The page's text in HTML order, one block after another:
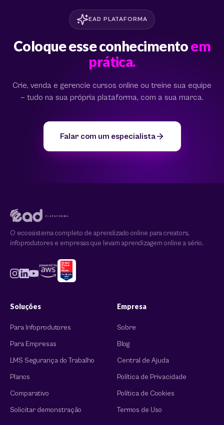
EAD PLATAFORMA
Coloque esse conhecimentoem
prática.
Crie, venda e gerencie cursos online ou treine sua equipe
— tudo na sua própria plataforma, com a sua marca.
Falar com um especialista
O ecossistema completo de aprendizado online para creators,
infoprodutores e empresas que levam aprendizagem online a sério.
Soluções
Para Infoprodutores
Para Empresas
LMS Segurança do Trabalho
Planos
Comparativo
Solicitar demonstração
Empresa
Sobre
Blog
Central de Ajuda
Política de Privacidade
Política de Cookies
Termos de Uso